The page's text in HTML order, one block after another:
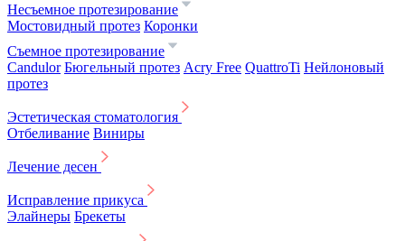
Несъемное протезирование
Мостовидный протез Коронки
Съемное протезирование
Candulor Бюгельный протез Acry Free QuattroTi Нейлоновый
протез
Эстетическая стоматология
Отбеливание Виниры
Лечение десен
Исправление прикуса
Элайнеры Брекеты